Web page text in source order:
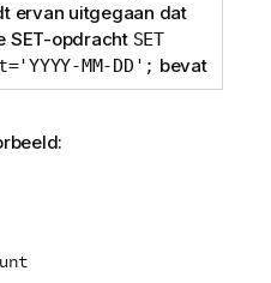
ervan uitgegaan dat
SET-opdracht SET
MM-DD'; bevat